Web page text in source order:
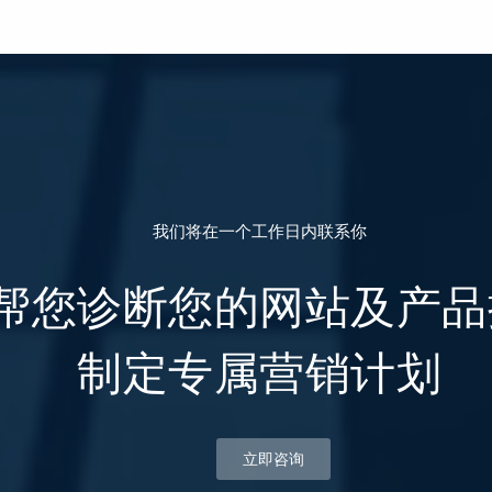
我们将在一个工作日内联系你
您诊断您的网站及产
制定专属营销计划
立即咨询